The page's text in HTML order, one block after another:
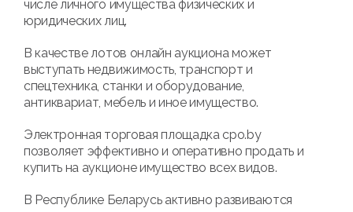
числе личного имущества физических и
юридических лиц.
В качестве лотов онлайн аукциона может
выступать недвижимость, транспорт и
спецтехника, станки и оборудование,
антиквариат, мебель и иное имущество.
Электронная торговая площадка cpo.by
позволяет эффективно и оперативно продать и
купить на аукционе имущество всех видов.
В Республике Беларусь активно развиваются